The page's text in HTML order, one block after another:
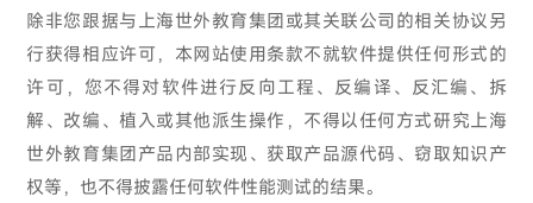
除非您跟据与上海世外教育集团或其关联公司的相关协议另
行获得相应许可，本网站使用条款不就软件提供任何形式的
许可，您不得对软件进行反向工程、反编译、反汇编、拆
解、改编、植入或其他派生操作，不得以任何方式研究上海
世外教育集团产品内部实现、获取产品源代码、窃取知识产
权等，也不得披露任何软件性能测试的结果。